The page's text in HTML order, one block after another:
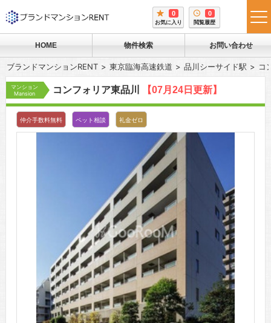
0
お気に入り
0
閲覧履歴
HOME 物件検索 お問い合わせ
ブランドマンションRENT 東京臨海高速鉄道 品川シーサイド駅 コ
マンション
Mansion
コンフォリア東品川 【07月24日更新】
仲介手数料無料 ペット相談 礼金ゼロ